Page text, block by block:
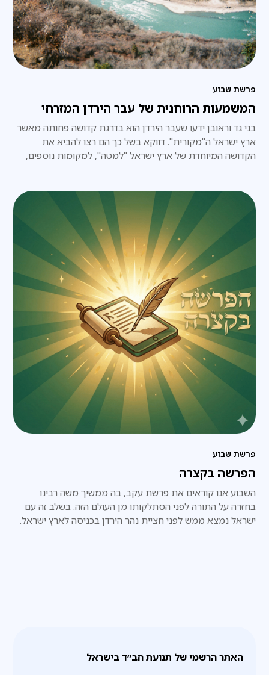
פרשת שבוע
המשמעות הרוחנית של עבר הירדן המזרחי
בני גד וראובן ידעו שעבר הירדן הוא בדרגת קדושה פחותה מאשר
ארץ ישראל ה"מקורית". דווקא בשל כך הם רצו להביא את
הקדושה המיוחדת של ארץ ישראל "למטה", למקומות נוספים,
פרשת שבוע
הפרשה בקצרה
השבוע אנו קוראים את פרשת עקב, בה ממשיך משה רבינו
בחזרה על התורה לפני הסתלקותו מן העולם הזה. בשלב זה עם
ישראל נמצא ממש לפני חציית נהר הירדן בכניסה לארץ ישראל.
האתר הרשמי של תנועת חב״ד בישראל